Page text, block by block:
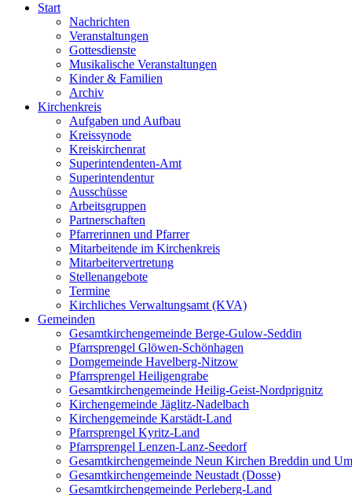
Start
Nachrichten
Veranstaltungen
Gottesdienste
Musikalische Veranstaltungen
Kinder & Familien
Archiv
Kirchenkreis
Aufgaben und Aufbau
Kreissynode
Kreiskirchenrat
Superintendenten-Amt
Superintendentur
Ausschüsse
Arbeitsgruppen
Partnerschaften
Pfarrerinnen und Pfarrer
Mitarbeitende im Kirchenkreis
Mitarbeitervertretung
Stellenangebote
Termine
Kirchliches Verwaltungsamt (KVA)
Gemeinden
Gesamtkirchengemeinde Berge-Gulow-Seddin
Pfarrsprengel Glöwen-Schönhagen
Domgemeinde Havelberg-Nitzow
Pfarrsprengel Heiligengrabe
Gesamtkirchengemeinde Heilig-Geist-Nordprignitz
Kirchengemeinde Jäglitz-Nadelbach
Kirchengemeinde Karstädt-Land
Pfarrsprengel Kyritz-Land
Pfarrsprengel Lenzen-Lanz-Seedorf
Gesamtkirchengemeinde Neun Kirchen Breddin und
Gesamtkirchengemeinde Neustadt (Dosse)
Gesamtkirchengemeinde Perleberg-Land